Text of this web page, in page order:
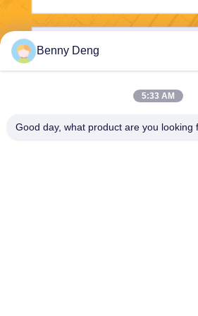
Benny Deng
5:33 AM
Good day, what product are you looking